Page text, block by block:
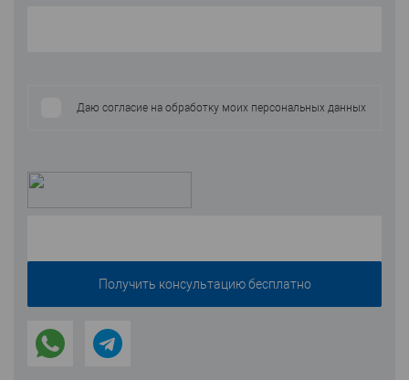
Даю согласие на обработку моих персональных данных